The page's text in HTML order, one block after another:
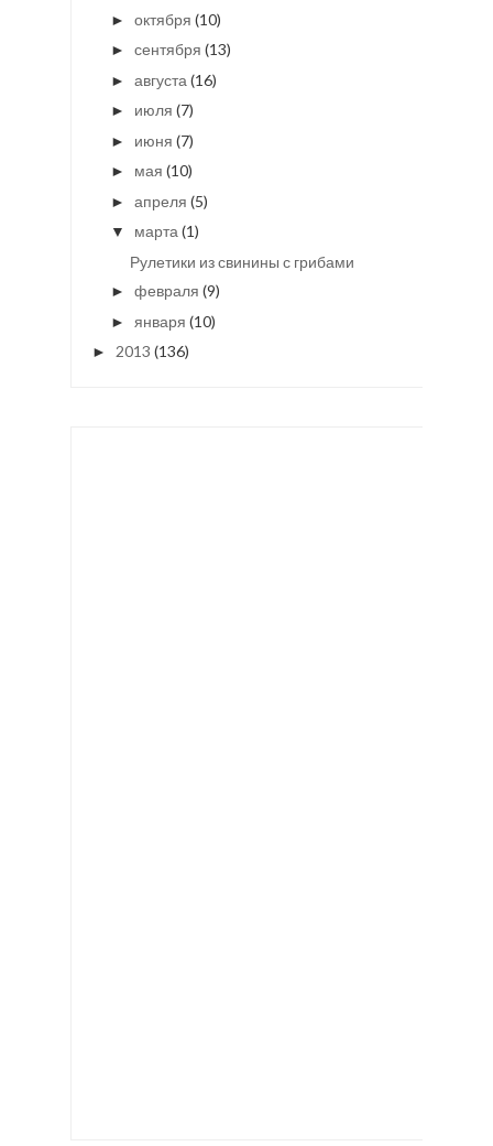
► октября (10)
► сентября (13)
► августа (16)
► июля (7)
► июня (7)
► мая (10)
► апреля (5)
▼ марта(1)
Рулетики из свинины с грибами
► февраля (9)
► января (10)
► 2013 (136)